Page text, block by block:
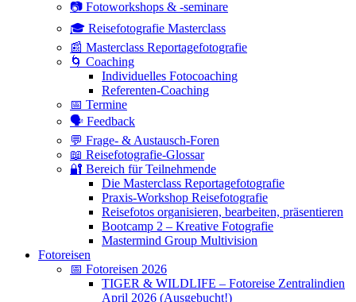
📷 Fotoworkshops & -seminare
🎓 Reisefotografie Masterclass
📰 Masterclass Reportagefotografie
🌀 Coaching
Individuelles Fotocoaching
Referenten-Coaching
📅 Termine
🗣 Feedback
💬 Frage- & Austausch-Foren
📖 Reisefotografie-Glossar
🔐 Bereich für Teilnehmende
Die Masterclass Reportagefotografie
Praxis-Workshop Reisefotografie
Reisefotos organisieren, bearbeiten, präsentieren
Bootcamp 2 – Kreative Fotografie
Mastermind Group Multivision
Fotoreisen
📅 Fotoreisen 2026
TIGER & WILDLIFE – Fotoreise Zentralindien
April 2026 (Ausgebucht!)